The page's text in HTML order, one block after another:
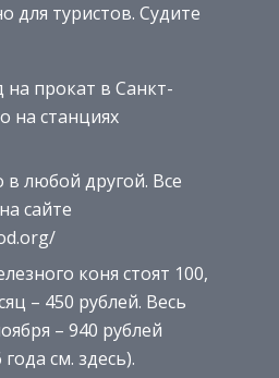
для туристов. Судите
на прокат в Санкт-
на станциях
любой другой. Все
сайте
коня стоят 100,
– 450 рублей. Весь
– 940 рублей
см. здесь).